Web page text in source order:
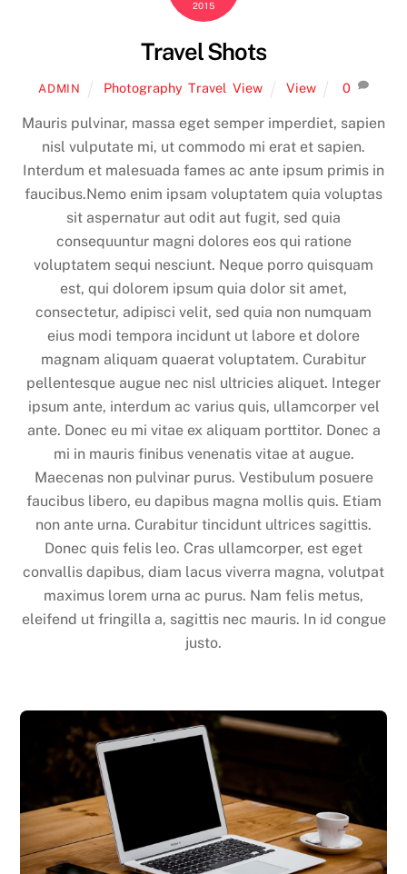
2015
Travel Shots
ADMIN Photography,Travel ,View View 0
Mauris pulvinar, massa eget semper imperdiet, sapien
nisl vulputate mi, ut commodo mi erat et sapien.
Interdum et malesuada fames ac ante ipsum primis in
faucibus.Nemo enim ipsam voluptatem quia voluptas
sit aspernatur aut odit aut fugit, sed quia
consequuntur magni dolores eos qui ratione
voluptatem sequi nesciunt. Neque porro quisquam
est, qui dolorem ipsum quia dolor sit amet,
consectetur, adipisci velit, sed quia non numquam
eius modi tempora incidunt ut labore et dolore
magnam aliquam quaerat voluptatem. Curabitur
pellentesque augue nec nisl ultricies aliquet. Integer
ipsum ante, interdum ac varius quis, ullamcorper vel
ante. Donec eu mi vitae ex aliquam porttitor. Donec a
mi in mauris finibus venenatis vitae at augue.
Maecenas non pulvinar purus. Vestibulum posuere
faucibus libero, eu dapibus magna mollis quis. Etiam
non ante urna. Curabitur tincidunt ultrices sagittis.
Donec quis felis leo. Cras ullamcorper, est eget
convallis dapibus, diam lacus viverra magna, volutpat
maximus lorem urna ac purus. Nam felis metus,
eleifend ut fringilla a, sagittis nec mauris. In id congue
justo.